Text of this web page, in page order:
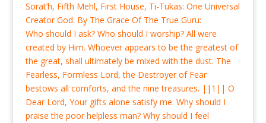
Sorat’h, Fifth Mehl, First House, Ti-Tukas: One Universal
Creator God. By The Grace Of The True Guru:
Who should I ask? Who should I worship? All were
created by Him. Whoever appears to be the greatest of
the great, shall ultimately be mixed with the dust. The
Fearless, Formless Lord, the Destroyer of Fear
bestows all comforts, and the nine treasures. ||1|| O
Dear Lord, Your gifts alone satisfy me. Why should I
praise the poor helpless man? Why should I feel